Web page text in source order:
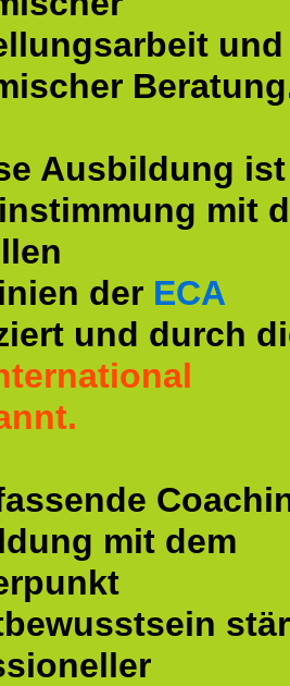
und
Ausbildung
mit
der ECA
und durch
mit dem